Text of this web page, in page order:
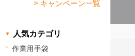
> キャンペーン一覧
人気カテゴリ
作業用手袋